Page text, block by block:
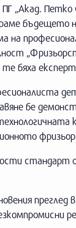
ПГ „Акад.
бъдещето
на
те бяха
бе
стандарт
преглед